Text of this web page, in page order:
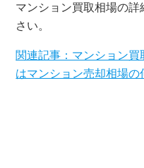
マンション買取相場の
さい。
関連記事：マンション
はマンション売却相場の